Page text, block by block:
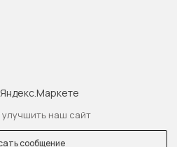
наш сайт
сообщение